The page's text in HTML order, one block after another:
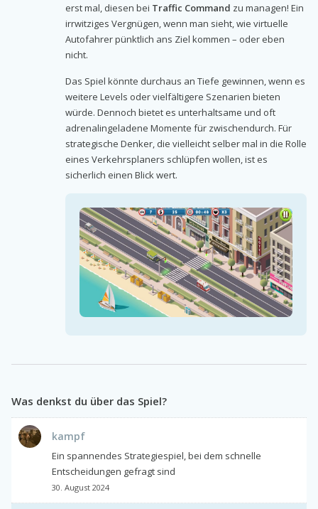
erst mal, diesen bei Traffic Command zu managen! Ein
irrwitziges Vergnügen, wenn man sieht, wie virtuelle
Autofahrer pünktlich ans Ziel kommen – oder eben
nicht.
Das Spiel könnte durchaus an Tiefe gewinnen, wenn es
weitere Levels oder vielfältigere Szenarien bieten
würde. Dennoch bietet es unterhaltsame und oft
adrenalingeladene Momente für zwischendurch. Für
strategische Denker, die vielleicht selber mal in die Rolle
eines Verkehrsplaners schlüpfen wollen, ist es
sicherlich einen Blick wert.
Was denkst du über das Spiel?
kampf
Ein spannendes Strategiespiel, bei dem schnelle
Entscheidungen gefragt sind
30. August 2024